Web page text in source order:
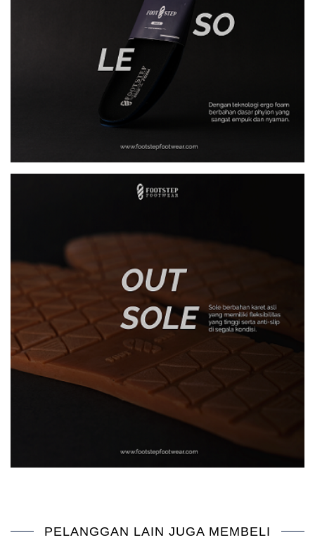
PELANGGAN LAIN JUGA MEMBELI